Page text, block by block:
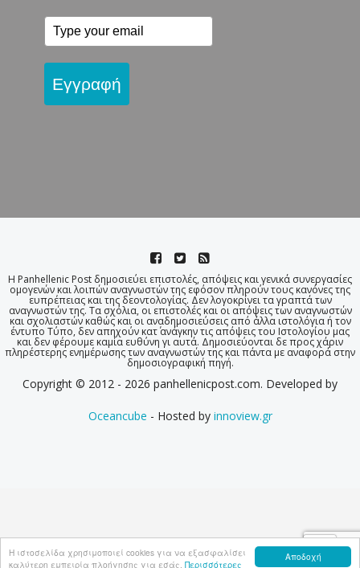
Αποδοχή
Η ιστοσελίδα χρησιμοποιεί cookies για να εξασφαλίσει
καλύτερη εμπειρία πλοήγησης για εσάς. Περισσότερες
Εγγραφή
Η Panhellenic Post δημοσιεύει επιστολές, απόψεις και γενικά συνεργασίες
ομογενών και λοιπών αναγνωστών της εφόσον πληρούν τους κανόνες της
ευπρέπειας και της δεοντολογίας. Δεν λογοκρίνει τα γραπτά των
αναγνωστών της. Τα σχόλια, οι επιστολές και οι απόψεις των αναγνωστών
και σχολιαστών καθώς και οι αναδημοσιεύσεις από άλλα ιστολόγια ή τον
έντυπο Τύπο, δεν απηχούν κατ΄ ανάγκην τις απόψεις του Ιστολογίου μας
και δεν φέρουμε καμία ευθύνη γι αυτά. Δημοσιεύονται δε προς χάριν
πληρέστερης ενημέρωσης των αναγνωστών της και πάντα με αναφορά στην
δημοσιογραφική πηγή.
Copyright © 2012 - 2026 panhellenicpost.com. Developed by
Oceancube - Hosted by innoview.gr